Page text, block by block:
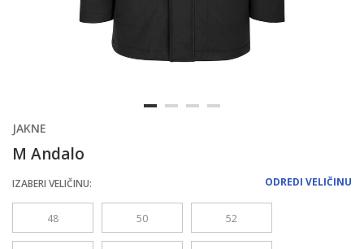
JAKNE
M Andalo
ODREDI VELIČINU
IZABERI VELIČINU:
48 50 52